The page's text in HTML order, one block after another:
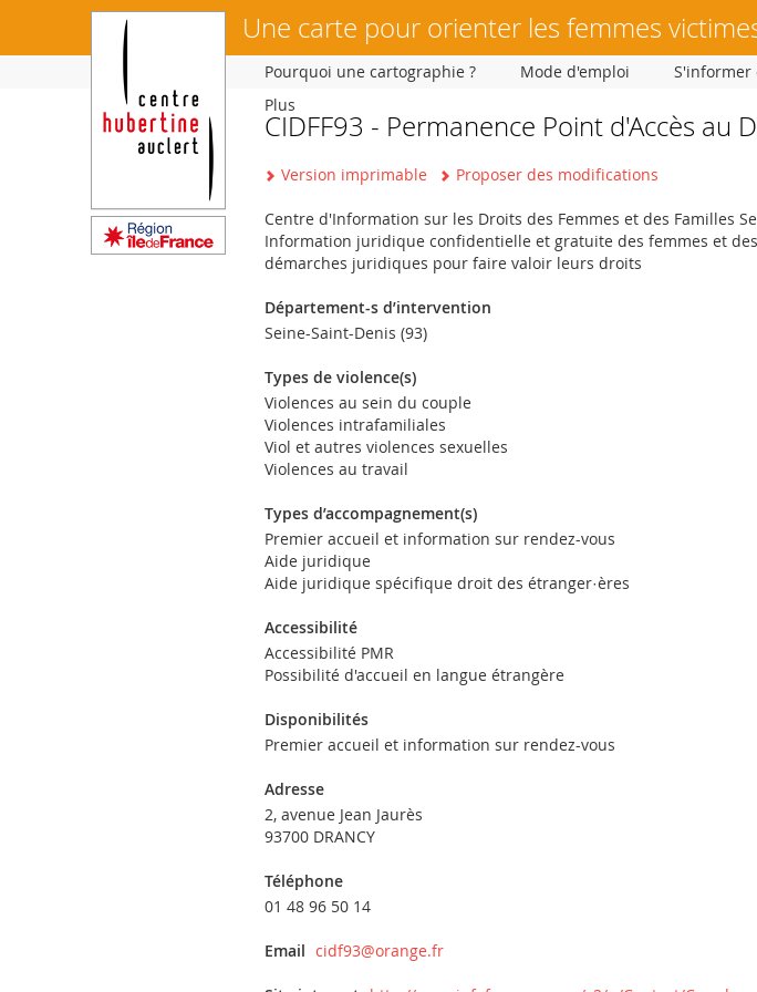
Une carte pour orienter les femmes
Vous
êtes
ici
CIDFF93 - Permanence Point d'Accès au
Version imprimable Proposer des modifications
Centre d'Information sur les Droits des Femmes et des Familles
Information juridique confidentielle et gratuite des femmes et
démarches juridiques pour faire valoir leurs droits
Département-s d’intervention
Seine-Saint-Denis (93)
Types de violence(s)
Violences au sein du couple
Violences intrafamiliales
Viol et autres violences sexuelles
Violences au travail
Types d’accompagnement(s)
Premier accueil et information sur rendez-vous
Aide juridique
Aide juridique spécifique droit des étranger·ères
Accessibilité
Accessibilité PMR
Possibilité d'accueil en langue étrangère
Disponibilités
Premier accueil et information sur rendez-vous
Adresse
2, avenue Jean Jaurès
93700 DRANCY
Téléphone
01 48 96 50 14
Email cidf93@orange.fr
Pourquoi une cartographie ? Mode d'emploi S'informer
Plus